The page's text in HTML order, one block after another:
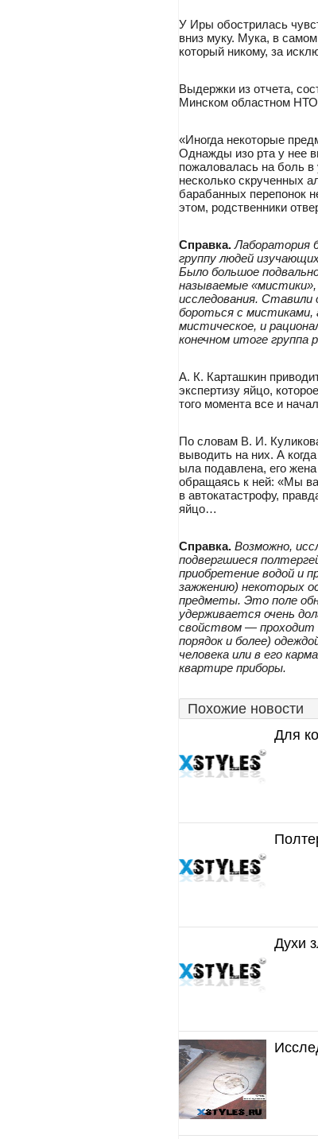
У Иры обострилась
вниз муку. Мука, в
который никому, за
Выдержки из отчета,
Минском областном
«Иногда некоторые
Однажды изо рта у нее
пожаловалась на боль
несколько скрученных
барабанных перепонок
этом, родственники
Справка. Лаборатория
группу людей
Было большое
называемые
исследования. Ставили
бороться с мистиками,
мистическое, и
конечном итоге группа
А. К. Карташкин
экспертизу яйцо,
того момента все и
По словам В. И.
выводить на них. А
ыла подавлена, его
обращаясь к ней: «Мы
в автокатастрофу,
яйцо…
Справка.Возможно,
подвергшиеся
приобретение водой и
зажжению) некоторых
предметы. Это поле
удерживается очень
свойством — проходит
порядок и более)
человека или в его
квартире приборы.
Похожие новости
Для
Духи